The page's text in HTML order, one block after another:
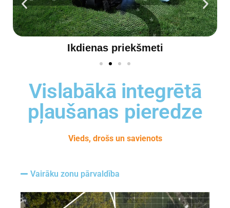
Dārza lietas
Vislabākā integrētā
pļaušanas pieredze
Vieds, drošs un savienots
Vairāku zonu pārvaldība